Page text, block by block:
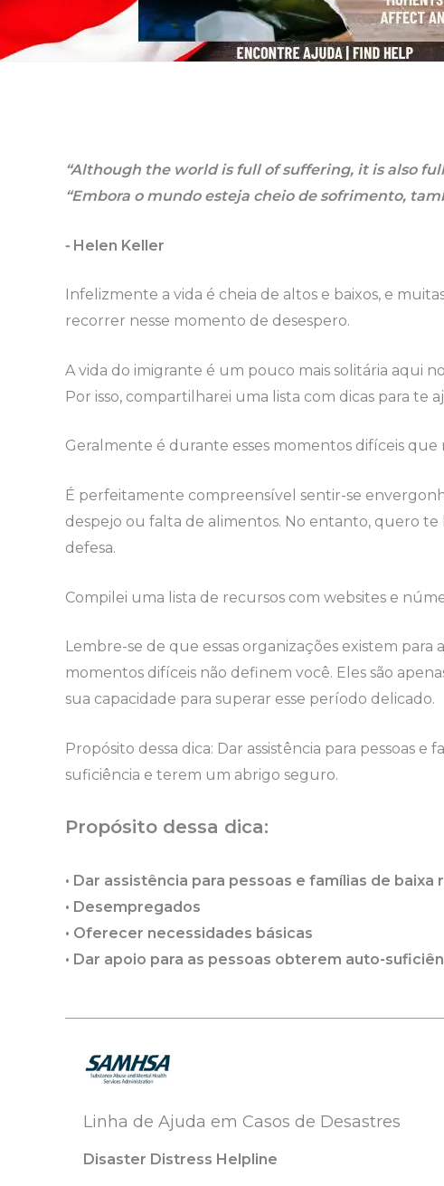
“Although the world is full of suffering, it is also
“Embora o mundo esteja cheio de sofrimento,
⁃ Helen Keller
Infelizmente a vida é cheia de altos e baixos, e
recorrer nesse momento de desespero.
A vida do imigrante é um pouco mais solitária aqui
Por isso, compartilharei uma lista com dicas para te
Geralmente é durante esses momentos difíceis que
É perfeitamente compreensível sentir-se
despejo ou falta de alimentos. No entanto, quero
defesa.
Compilei uma lista de recursos com websites e
Lembre-se de que essas organizações existem
momentos difíceis não definem você. Eles são
sua capacidade para superar esse período delicado.
Propósito dessa dica: Dar assistência para pessoas
suficiência e terem um abrigo seguro.
Propósito dessa dica:
• Dar assistência para pessoas e famílias de baixa
• Desempregados
• Oferecer necessidades básicas
• Dar apoio para as pessoas obterem auto-
Linha de Ajuda em Casos de Desastres
Disaster Distress Helpline